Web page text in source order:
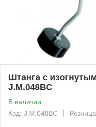
Штанга с
J.M.048BC
В наличии
Код: J.M.048BC
Розница